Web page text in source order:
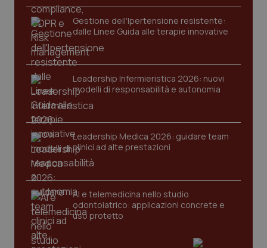
Gestione dell'Ipertensione resistente:
dalle Linee Guida alle terapie innovative
Leadership Infermieristica 2026: nuovi
modelli di responsabilità e autonomia
Leadership Medica 2026: guidare team
clinici ad alte prestazioni
AI e telemedicina nello studio
odontoiatrico: applicazioni concrete e
uso protetto
funzionare correttamente senza questi cookie.
Nome
Fornitore/Dominio
VISITOR_PRIVACY_METADATA
YouTube
www.quotidianosanita.it